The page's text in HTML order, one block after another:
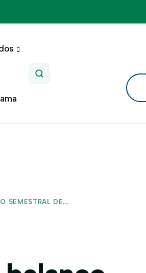
Pesquisar
SEMESTRAL DE...